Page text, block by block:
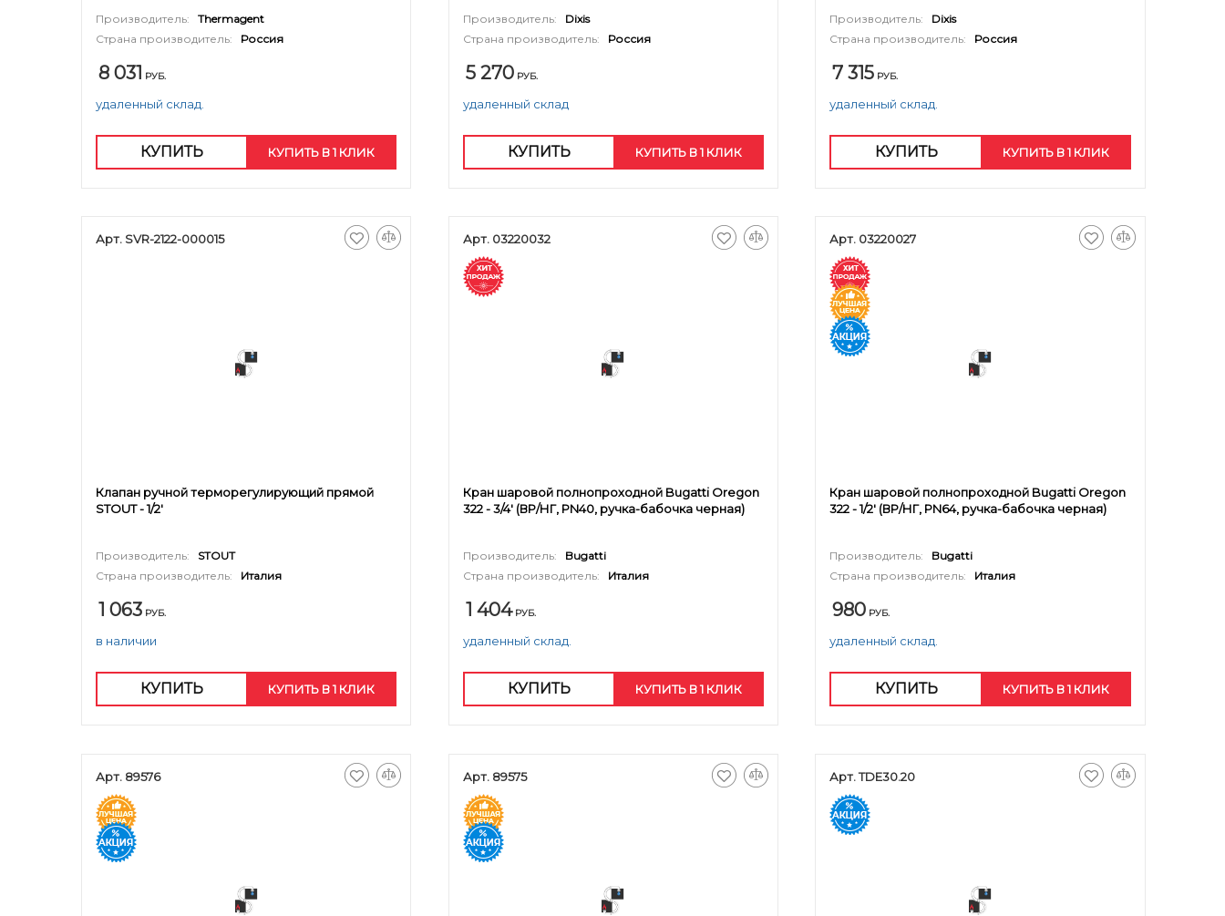
Производитель:
Thermagent
Страна производитель:
Россия
8 031 РУБ.
удаленный склад.
КУПИТЬ КУПИТЬ В 1 КЛИК
Производитель:
Dixis
Страна производитель:
Россия
5 270 РУБ.
удаленный склад
КУПИТЬ КУПИТЬ В 1 КЛИК
Производитель:
Dixis
Страна производитель:
Россия
7 315 РУБ.
удаленный склад.
КУПИТЬ КУПИТЬ В 1 КЛИК
Арт. SVR-2122-000015
Клапан ручной терморегулирующий прямой
STOUT - 1/2'
Производитель:
STOUT
Страна производитель:
Италия
1 063 РУБ.
в наличии
КУПИТЬ КУПИТЬ В 1 КЛИК
Арт. 03220032
Кран шаровой полнопроходной Bugatti Oregon
322 - 3/4' (ВР/НГ, PN40, ручка-бабочка черная)
Производитель:
Bugatti
Страна производитель:
Италия
1 404 РУБ.
удаленный склад.
КУПИТЬ КУПИТЬ В 1 КЛИК
Арт. 03220027
Кран шаровой полнопроходной Bugatti Oregon
322 - 1/2' (ВР/НГ, PN64, ручка-бабочка черная)
Производитель:
Bugatti
Страна производитель:
Италия
980 РУБ.
удаленный склад.
КУПИТЬ КУПИТЬ В 1 КЛИК
Арт. 89576 Арт. 89575 Арт. TDE30.20